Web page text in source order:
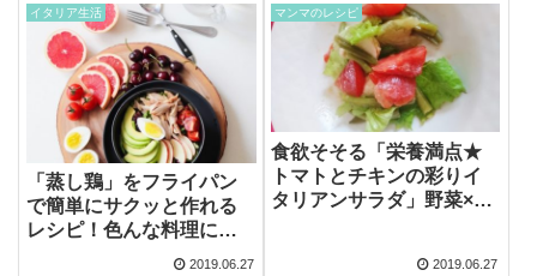
イタリア生活
「蒸し鶏」をフライパン
で簡単にサクッと作れる
レシピ！色んな料理にア
レンジ自由自在！
2019.06.27
マンマのレシピ
食欲そそる「栄養満点★
トマトとチキンの彩りイ
タリアンサラダ」野菜×鶏
2019.06.27